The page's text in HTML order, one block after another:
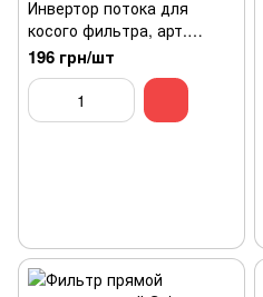
Инвертор потока для
косого фильтра, арт.
VT.192 (1)
196 грн/шт